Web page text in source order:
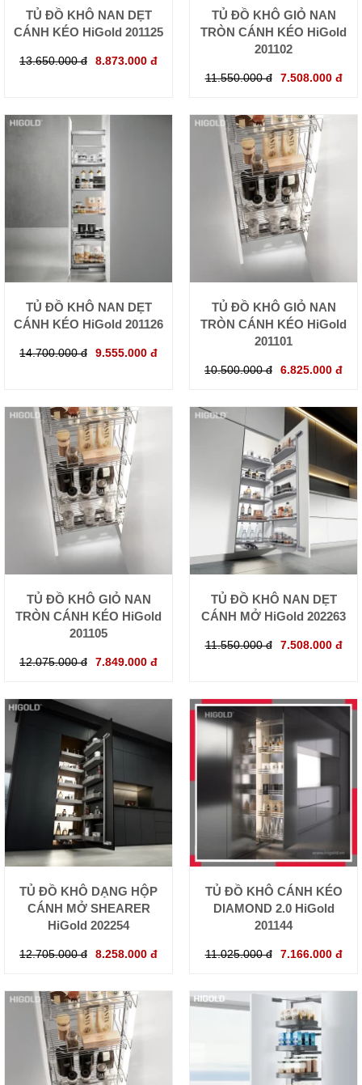
TỦ ĐỒ KHÔ NAN DẸT
CÁNH KÉO HiGold 201125
13.650.000 đ 8.873.000 đ
TỦ ĐỒ KHÔ GIỎ NAN
TRÒN CÁNH KÉO HiGold
201102
11.550.000 đ 7.508.000 đ
TỦ ĐỒ KHÔ NAN DẸT
CÁNH KÉO HiGold 201126
14.700.000 đ 9.555.000 đ
TỦ ĐỒ KHÔ GIỎ NAN
TRÒN CÁNH KÉO HiGold
201101
10.500.000 đ 6.825.000 đ
TỦ ĐỒ KHÔ GIỎ NAN
TRÒN CÁNH KÉO HiGold
201105
12.075.000 đ 7.849.000 đ
TỦ ĐỒ KHÔ NAN DẸT
CÁNH MỞ HiGold 202263
11.550.000 đ 7.508.000 đ
TỦ ĐỒ KHÔ DẠNG HỘP
CÁNH MỞ SHEARER
HiGold 202254
12.705.000 đ 8.258.000 đ
TỦ ĐỒ KHÔ CÁNH KÉO
DIAMOND 2.0 HiGold
201144
11.025.000 đ 7.166.000 đ